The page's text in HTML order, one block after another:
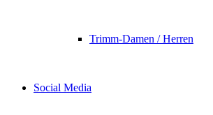
Trimm-Damen / Herren
Social Media